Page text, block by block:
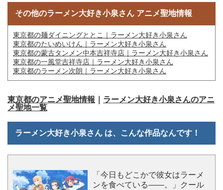
その他のラーメン大好き小泉さん アニメ聖地情報
東京都の麺ダイニングととこ｜ラーメン大好き小泉さん
東京都のたいめいけん｜ラーメン大好き小泉さん
東京都の蒙古タンメン中本吉祥寺店｜ラーメン大好き小泉さん
東京都の一風堂吉祥寺店｜ラーメン大好き小泉さん
東京都のラーメン次朗｜ラーメン大好き小泉さん
東京都のアニメ聖地情報
ラーメン大好き小泉さんのアニ
メ聖地一覧
ラーメン大好き小泉さん は、こんな作品なんです！
「今日もどこかで彼女はラーメ
ンを食べている――。」クール